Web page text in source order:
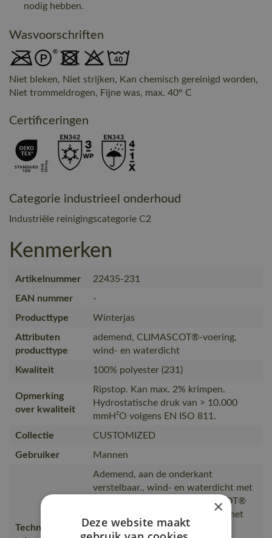
nodig hebben.
Wasvoorschriften
Niet bleken, Niet strijken, Kan chemisch gereinigd worden,
Niet trommeldrogen, Fijne was, max. 40° C
Certificeringen
Categorie industrieel onderhoud
Industriële reinigingscategorie C2
Kenmerken
Artikelnummer
22435-231
EAN nummer
-
Producttype
Winterjas
Attributen
producttype
ademend, CLIMASCOT®-voering,
wind- en waterdicht
Kwaliteit
100% polyester (231)
Opmerking
over kwaliteit
Ripstop. Kan max. 2% krimpen.
Hydrostatische druk van > 10.000
mmH²O volgens EN ISO 811.
Collectie
CUSTOMIZED
Gebruiker
Mannen
Technische
Ademend, aan de onderkant
verstelbaar., wind- en waterdicht met
getapete naden. Met CLIMASCOT®
Lightweight Insulation. Sluiting met
rits en inwendige windvanger.
×
Deze website maakt